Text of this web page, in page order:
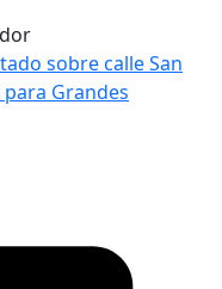
sobre calle San
para Grandes